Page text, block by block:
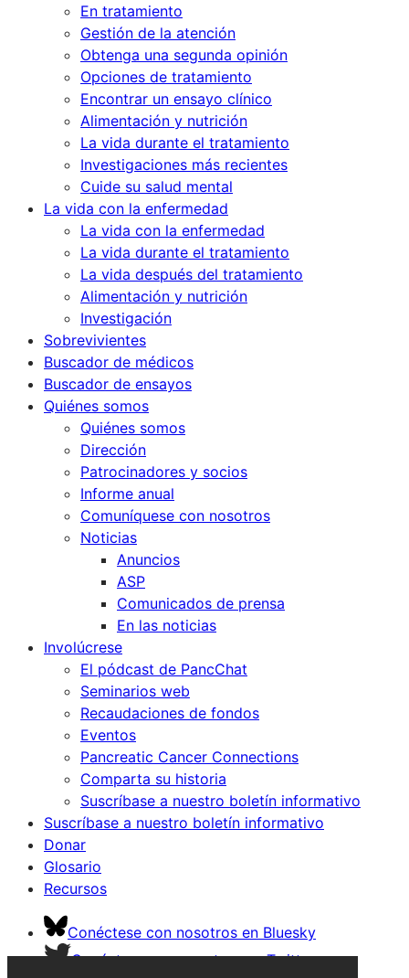
En tratamiento
Gestión de la atención
Obtenga una segunda opinión
Opciones de tratamiento
Encontrar un ensayo clínico
Alimentación y nutrición
La vida durante el tratamiento
Investigaciones más recientes
Cuide su salud mental
La vida con la enfermedad
La vida con la enfermedad
La vida durante el tratamiento
La vida después del tratamiento
Alimentación y nutrición
Investigación
Sobrevivientes
Buscador de médicos
Buscador de ensayos
Quiénes somos
Quiénes somos
Dirección
Patrocinadores y socios
Informe anual
Comuníquese con nosotros
Noticias
Anuncios
ASP
Comunicados de prensa
En las noticias
Involúcrese
El pódcast de PancChat
Seminarios web
Recaudaciones de fondos
Eventos
Pancreatic Cancer Connections
Comparta su historia
Suscríbase a nuestro boletín informativo
Suscríbase a nuestro boletín informativo
Donar
Glosario
Recursos
Conéctese con nosotros en Bluesky
Conéctese con nosotros en Twitter